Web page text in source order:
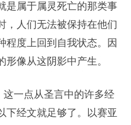
是属于属灵死亡的那类事
，人们无法被保持在他们
程度上回到自我状态。因
像从这阴影中产生。
这一点从圣言中的许多经
下经文就足够了。以赛亚